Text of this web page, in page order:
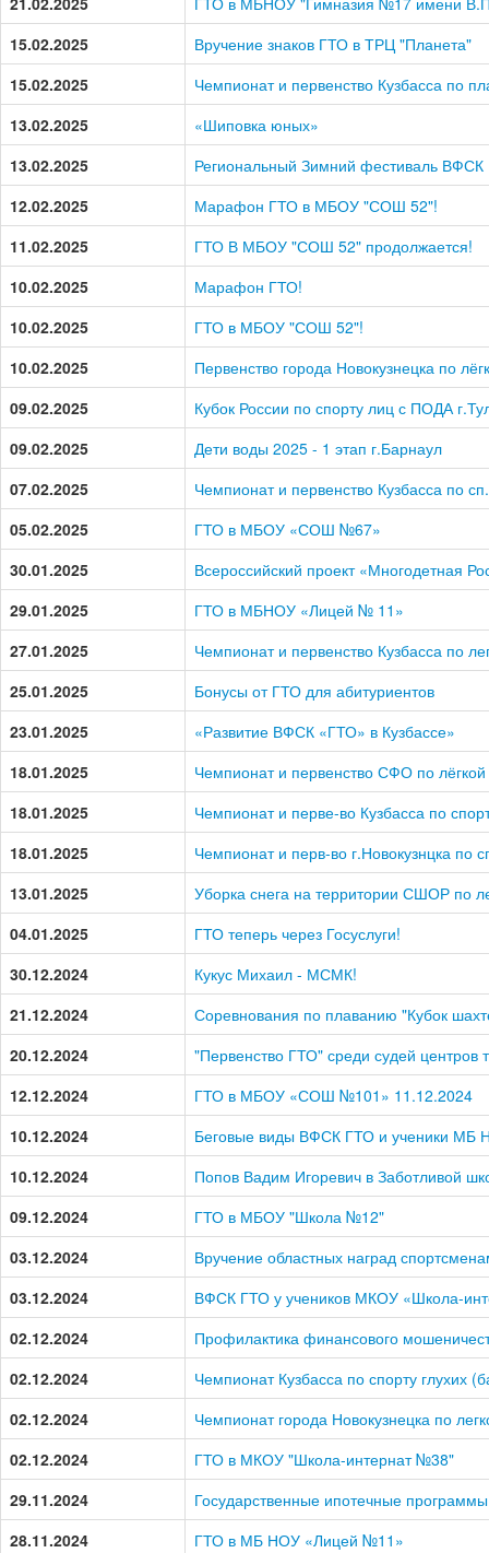
15.02.2025
Вручение знаков ГТО в ТРЦ "Планета"
15.02.2025
Чемпионат и первенство Кузбасса по
13.02.2025
«Шиповка юных»
13.02.2025
Региональный Зимний фестиваль
12.02.2025
Марафон ГТО в МБОУ "СОШ 52"!
11.02.2025
ГТО В МБОУ "СОШ 52" продолжается!
10.02.2025
Марафон ГТО!
10.02.2025
ГТО в МБОУ "СОШ 52"!
10.02.2025
Первенство города Новокузнецка по
09.02.2025
Кубок России по спорту лиц с ПОДА
09.02.2025
Дети воды 2025 - 1 этап г.Барнаул
07.02.2025
Чемпионат и первенство Кузбасса по
05.02.2025
ГТО в МБОУ «СОШ №67»
30.01.2025
Всероссийский проект «Многодетная
29.01.2025
ГТО в МБНОУ «Лицей № 11»
27.01.2025
Чемпионат и первенство Кузбасса по
25.01.2025
Бонусы от ГТО для абитуриентов
23.01.2025
«Развитие ВФСК «ГТО» в Кузбассе»
18.01.2025
Чемпионат и первенство СФО по лёгкой
18.01.2025
Чемпионат и перве-во Кузбасса по
18.01.2025
Чемпионат и перв-во г.Новокузнцка по
13.01.2025
Уборка снега на территории СШОР по
04.01.2025
ГТО теперь через Госуслуги!
30.12.2024
Кукус Михаил - МСМК!
21.12.2024
Соревнования по плаванию "Кубок
20.12.2024
"Первенство ГТО" среди судей центров
12.12.2024
ГТО в МБОУ «СОШ №101» 11.12.2024
10.12.2024
Беговые виды ВФСК ГТО и ученики
10.12.2024
Попов Вадим Игоревич в Заботливой
09.12.2024
ГТО в МБОУ "Школа №12"
03.12.2024
Вручение областных наград
03.12.2024
ВФСК ГТО у учеников МКОУ «Школа-
02.12.2024
Профилактика финансового
02.12.2024
Чемпионат Кузбасса по спорту глухих
02.12.2024
Чемпионат города Новокузнецка по
02.12.2024
ГТО в МКОУ "Школа-интернат №38"
29.11.2024
Государственные ипотечные программы
28.11.2024
ГТО в МБ НОУ «Лицей №11»